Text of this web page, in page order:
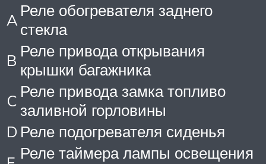
A Реле обогревателя заднего
стекла
B Реле привода открывания
крышки багажника
C Реле привода замка топливо
заливной горловины
D Реле подогревателя сиденья
Реле таймера лампы освещения